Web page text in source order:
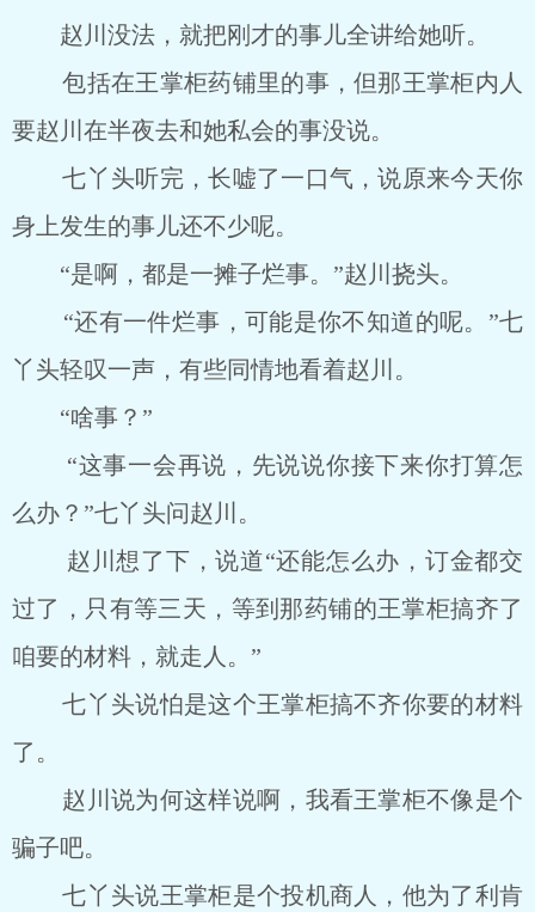
赵川没法，就把刚才的事儿全讲给她听。
包括在王掌柜药铺里的事，但那王掌柜内人
要赵川在半夜去和她私会的事没说。
七丫头听完，长嘘了一口气，说原来今天你
身上发生的事儿还不少呢。
“是啊，都是一摊子烂事。”赵川挠头。
“还有一件烂事，可能是你不知道的呢。”七
丫头轻叹一声，有些同情地看着赵川。
“啥事？”
“这事一会再说，先说说你接下来你打算怎
么办？”七丫头问赵川。
赵川想了下，说道“还能怎么办，订金都交
过了，只有等三天，等到那药铺的王掌柜搞齐了
咱要的材料，就走人。”
七丫头说怕是这个王掌柜搞不齐你要的材料
了。
赵川说为何这样说啊，我看王掌柜不像是个
骗子吧。
七丫头说王掌柜是个投机商人，他为了利肯